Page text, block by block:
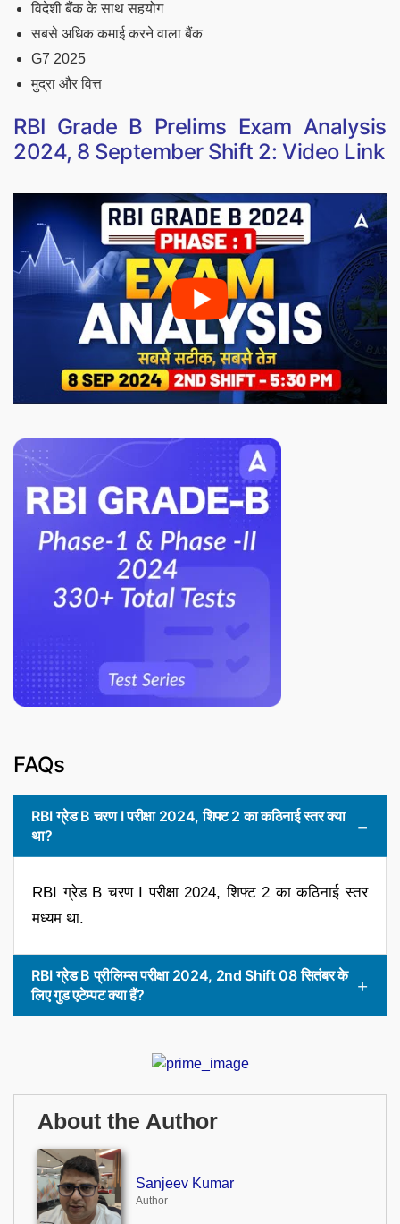
विदेशी बैंक के साथ सहयोग
सबसे अधिक कमाई करने वाला बैंक
G7 2025
मुद्रा और वित्त
RBI Grade B Prelims Exam Analysis
2024, 8 September Shift 2: Video Link
FAQs
RBI ग्रेड B चरण I परीक्षा 2024, शिफ्ट 2 का कठिनाई स्तर क्या
था?
RBI ग्रेड B चरण I परीक्षा 2024, शिफ्ट 2 का कठिनाई स्तर
मध्यम था.
RBI ग्रेड B प्रीलिम्स परीक्षा 2024, 2nd Shift 08 सितंबर के
लिए गुड एटेम्पट क्या हैं?
About the Author
Sanjeev Kumar
Author